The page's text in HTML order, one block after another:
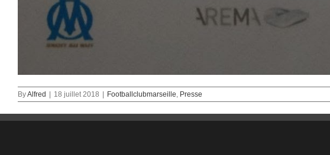
ByAlfred 18 juillet 2018 Footballclubmarseille, Presse